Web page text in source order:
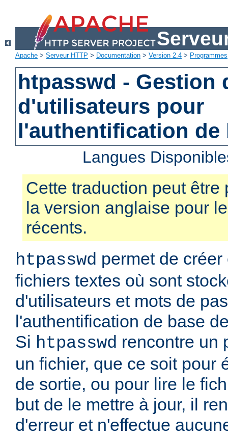
Apache > Serveur HTTP > Documentation > Version 2.4 > Programmes
htpasswd - Gestion
d'utilisateurs pour
l'authentification de
Langues
Cette traduction peut être
la version anglaise pour
récents.
htpasswd permet de
fichiers textes où sont
d'utilisateurs et mots de
l'authentification de base
Si htpasswd rencontre un
un fichier, que ce soit pour
de sortie, ou pour lire le
but de le mettre à jour, il
d'erreur et n'effectue